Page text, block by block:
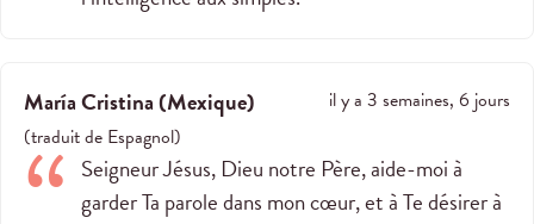
María Cristina(Mexique)
il y a 3 semaines, 6 jours
(traduit de Espagnol)
Seigneur Jésus, Dieu notre Père, aide-moi à
garder Ta parole dans mon cœur, et à Te désirer à